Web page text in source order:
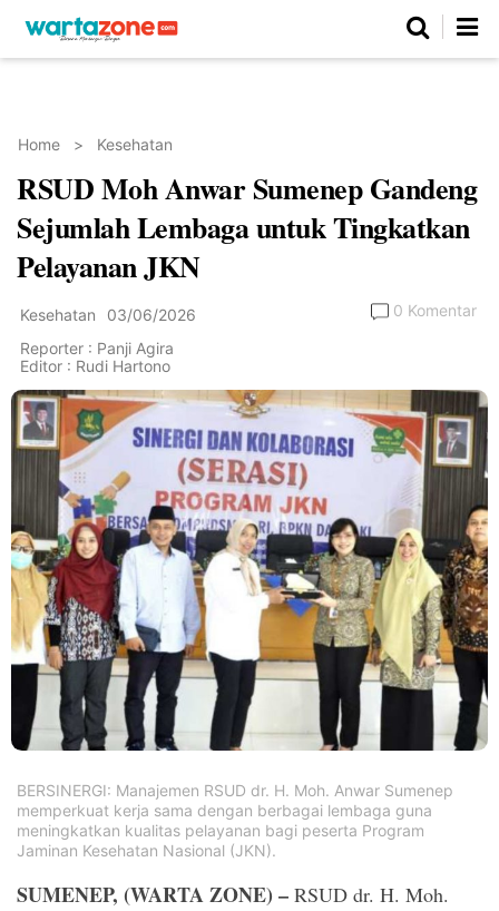
Netizen
Copyright
2026
PT.
Balqis
Cyber
Media
Sejahtera
Home > Kesehatan
RSUD Moh Anwar Sumenep Gandeng
Sejumlah Lembaga untuk Tingkatkan
Pelayanan JKN
Kesehatan 03/06/2026
0 Komentar
Reporter : Panji Agira
Editor : Rudi Hartono
BERSINERGI: Manajemen RSUD dr. H. Moh. Anwar Sumenep
memperkuat kerja sama dengan berbagai lembaga guna
meningkatkan kualitas pelayanan bagi peserta Program
Jaminan Kesehatan Nasional (JKN).
SUMENEP, (WARTA ZONE) – RSUD dr. H. Moh.